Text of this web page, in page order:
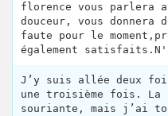
florence vous parlera
douceur, vous donnera
faute pour le
également
J’y suis allée deux
une troisième fois. La
souriante, mais j’ai